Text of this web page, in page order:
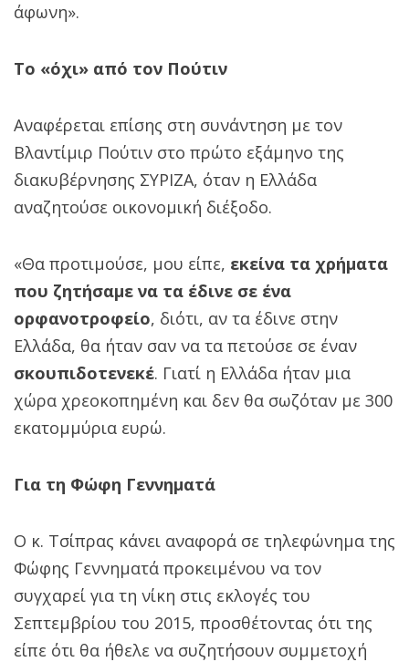
άφωνη».
Το «όχι» από τον Πούτιν
Αναφέρεται επίσης στη συνάντηση με τον
Βλαντίμιρ Πούτιν στο πρώτο εξάμηνο της
διακυβέρνησης ΣΥΡΙΖΑ, όταν η Ελλάδα
αναζητούσε οικονομική διέξοδο.
«Θα προτιμούσε, μου είπε, εκείνα τα χρήματα
που ζητήσαμε να τα έδινε σε ένα
ορφανοτροφείο, διότι, αν τα έδινε στην
Ελλάδα, θα ήταν σαν να τα πετούσε σε έναν
σκουπιδοτενεκέ. Γιατί η Ελλάδα ήταν μια
χώρα χρεοκοπημένη και δεν θα σωζόταν με 300
εκατομμύρια ευρώ.
Για τη Φώφη Γεννηματά
Ο κ. Τσίπρας κάνει αναφορά σε τηλεφώνημα της
Φώφης Γεννηματά προκειμένου να τον
συγχαρεί για τη νίκη στις εκλογές του
Σεπτεμβρίου του 2015, προσθέτοντας ότι της
είπε ότι θα ήθελε να συζητήσουν συμμετοχή